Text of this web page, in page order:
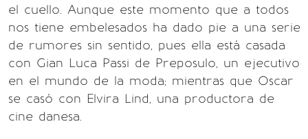
el cuello. Aunque este momento que a todos
nos tiene embelesados ha dado pie a una serie
de rumores sin sentido, pues ella está casada
con Gian Luca Passi de Preposulo, un ejecutivo
en el mundo de la moda; mientras que Oscar
se casó con Elvira Lind, una productora de
cine danesa.